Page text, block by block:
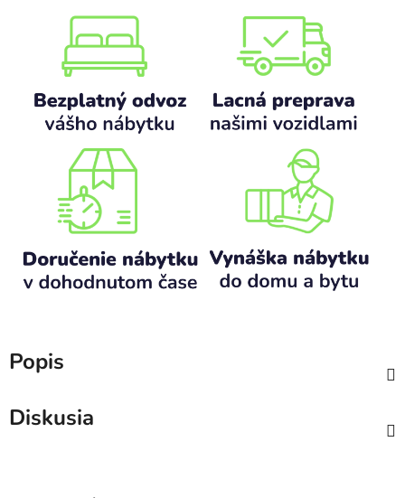
Popis
Diskusia